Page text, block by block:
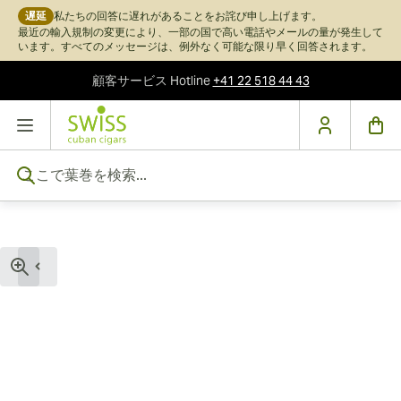
遅延 私たちの回答に遅れがあることをお詫び申し上げます。
最近の輸入規制の変更により、一部の国で高い電話やメールの量が発生して
います。すべてのメッセージは、例外なく可能な限り早く回答されます。
顧客サービス Hotline+41 22 518 44 43
コンテンツにスキップ